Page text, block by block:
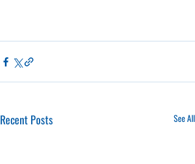
Recent Posts See All